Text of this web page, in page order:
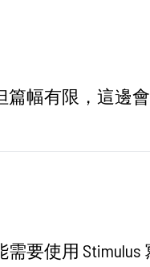
幅有限，這邊會
要使用 Stimulus